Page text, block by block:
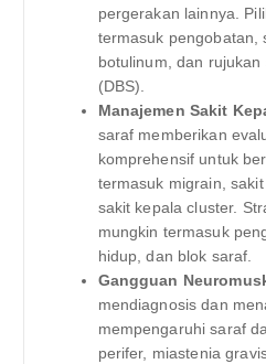
pergerakan lainnya.
termasuk pengobatan,
botulinum, dan
(DBS).
Manajemen Sakit
saraf memberikan
komprehensif untuk
termasuk migrain,
sakit kepala cluster.
mungkin termasuk
hidup, dan blok saraf.
Gangguan
mendiagnosis dan
mempengaruhi saraf
perifer, miastenia